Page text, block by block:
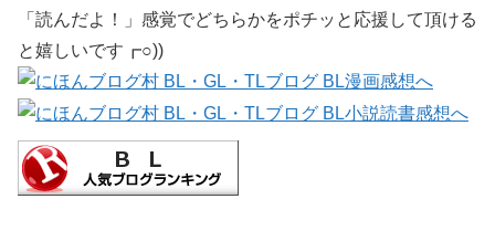
「読んだよ！」感覚でどちらかをポチッと応援して頂ける
と嬉しいです┏○))